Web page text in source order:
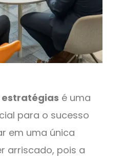
é uma
para o sucesso
em uma única
arriscado, pois a